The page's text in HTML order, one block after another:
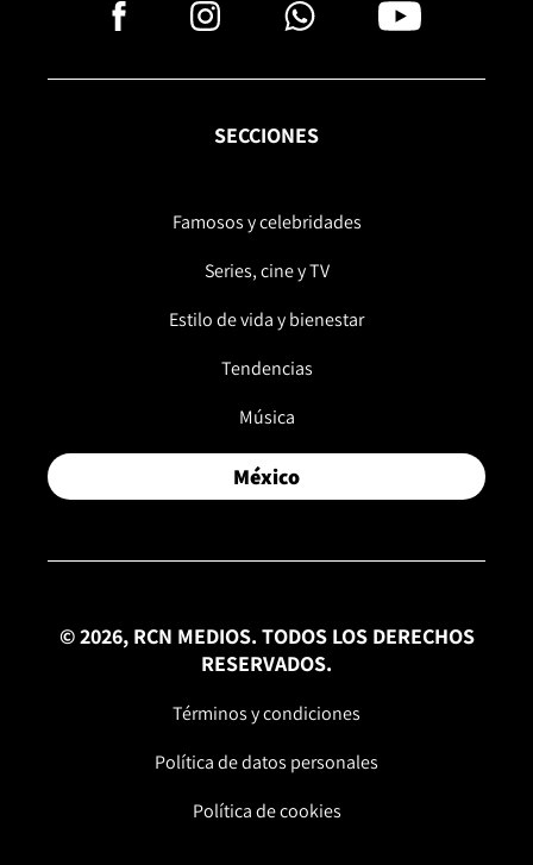
SECCIONES
Famosos y celebridades
Series, cine y TV
Estilo de vida y bienestar
Tendencias
Música
México
© 2026, RCN MEDIOS. TODOS LOS DERECHOS
RESERVADOS.
Términos y condiciones
Política de datos personales
Política de cookies